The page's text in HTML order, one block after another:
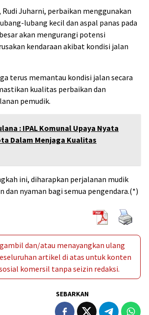
Rudi Juharni, perbaikan menggunakan
lubang kecil dan aspal panas pada
akan mengurangi potensi
kendaraan akibat kondisi jalan
terus memantau kondisi jalan secara
kualitas perbaikan dan
pemudik.
: IPAL Komunal Upaya Nyata
Dalam Menjaga Kualitas
ini, diharapkan perjalanan mudik
dan nyaman bagi semua pengendara.(*)
dan/atau menayangkan ulang
artikel di atas untuk konten
komersil tanpa seizin redaksi.
SEBARKAN